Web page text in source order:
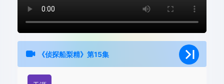
《侦探船梨精》第15集